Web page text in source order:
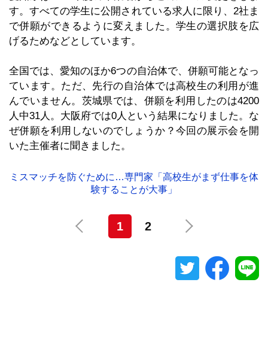
す。すべての学生に公開されている求人に限り、2社ま
で併願ができるように変えました。学生の選択肢を広
げるためなどとしています。
全国では、愛知のほか6つの自治体で、併願可能となっ
ています。ただ、先行の自治体では高校生の利用が進
んでいません。茨城県では、併願を利用したのは4200
人中31人。大阪府では0人という結果になりました。な
ぜ併願を利用しないのでしょうか？今回の展示会を開
いた主催者に聞きました。
ミスマッチを防ぐために…専門家「高校生がまず仕事を体
験することが大事」
1 2